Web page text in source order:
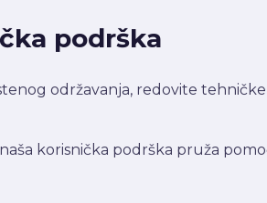
podrška
održavanja, redovite
korisnička podrška pruža